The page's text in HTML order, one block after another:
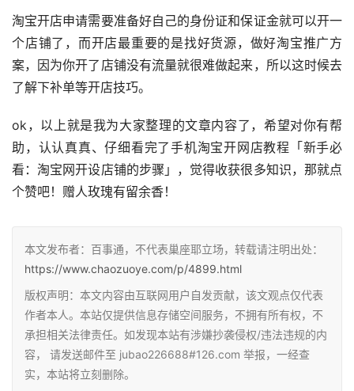
淘宝开店申请需要准备好自己的身份证和保证金就可以开一
个店铺了，而开店最重要的是找好货源，做好淘宝推广方
案，因为你开了店铺没有流量就很难做起来，所以这时候去
了解下补单等开店技巧。
ok，以上就是我为大家整理的文章内容了，希望对你有帮
助，认认真真、仔细看完了手机淘宝开网店教程「新手必
看：淘宝网开设店铺的步骤」，觉得收获很多知识，那就点
个赞吧！赠人玫瑰有留余香！
本文发布者：百事通，不代表巢座耶立场，转载请注明出处：
https://www.chaozuoye.com/p/4899.html
版权声明：本文内容由互联网用户自发贡献，该文观点仅代表
作者本人。本站仅提供信息存储空间服务，不拥有所有权，不
承担相关法律责任。如发现本站有涉嫌抄袭侵权/违法违规的内
容， 请发送邮件至 jubao226688#126.com 举报，一经查
实，本站将立刻删除。